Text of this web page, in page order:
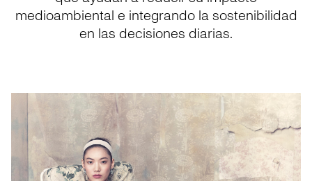
medioambiental e integrando la sostenibilidad
en las decisiones diarias.